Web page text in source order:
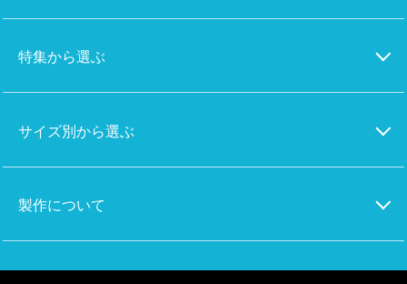
特集から選ぶ
サイズ別から選ぶ
製作について